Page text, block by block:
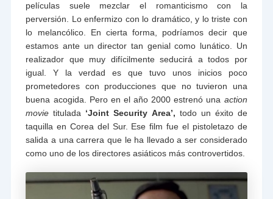
películas suele mezclar el romanticismo con la
perversión. Lo enfermizo con lo dramático, y lo triste con
lo melancólico. En cierta forma, podríamos decir que
estamos ante un director tan genial como lunático. Un
realizador que muy difícilmente seducirá a todos por
igual. Y la verdad es que tuvo unos inicios poco
prometedores con producciones que no tuvieron una
buena acogida. Pero en el año 2000 estrenó una action
movie titulada ‘Joint Security Area’, todo un éxito de
taquilla en Corea del Sur. Ese film fue el pistoletazo de
salida a una carrera que le ha llevado a ser considerado
como uno de los directores asiáticos más controvertidos.